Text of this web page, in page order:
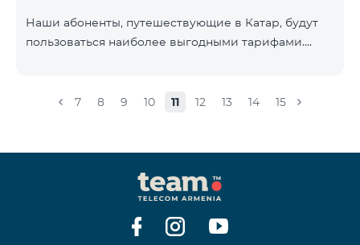
Наши абоненты, путешествующие в Катар, будут
пользоваться наиболее выгодными тарифами.
одной минуты локальных звонков - 500 драм,
минуты международных звонков 1700 драм.
Стоимость одного МБ для абонентов постоплатной
системы составит 50 драм, а для предоплатных
абонентов, при первой попытке пользования
7 8 9 10 11 12 13 14 15